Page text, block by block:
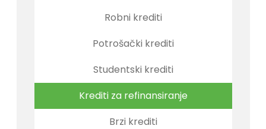
Robni krediti
Potrošački krediti
Studentski krediti
Krediti za refinansiranje
Brzi krediti